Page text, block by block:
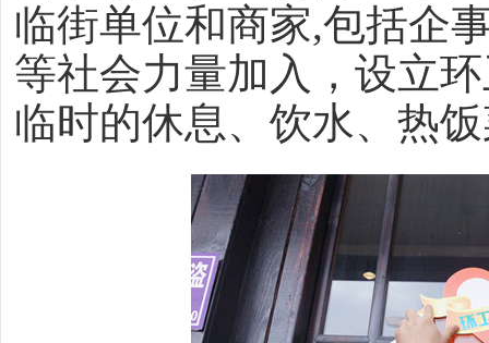
临街单位和商家,包括企
等社会力量加入，设立
临时的休息、饮水、热